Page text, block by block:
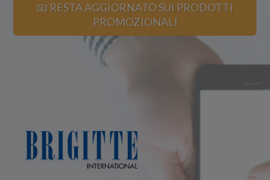
📧 RESTA AGGIORNATO SUI PRODOTTI
PROMOZIONALI